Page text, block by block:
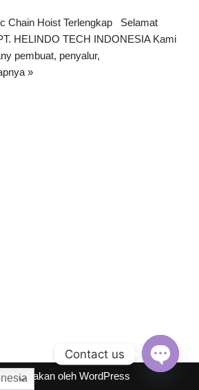
Chain Hoist Terlengkap Selamat
HELINDO TECH INDONESIA Kami
pembuat, penyalur,
»
oleh WordPress
Contact us